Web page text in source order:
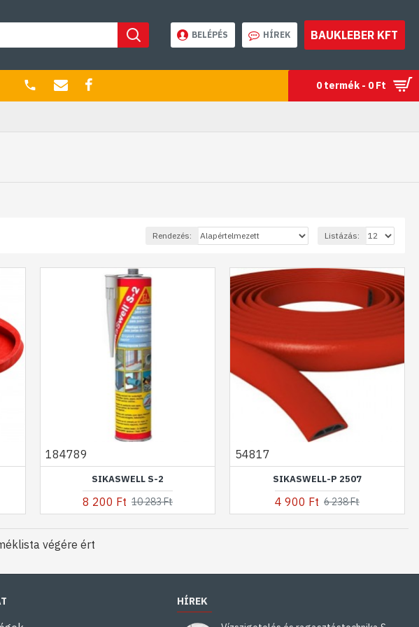
BELÉPÉS HÍREK BAUKLEBER KFT
0 termék - 0 Ft
Rendezés: Listázás:
184789
SIKASWELL S-2
8 200 Ft 10 283 Ft
54817
SIKASWELL-P 2507
4 900 Ft 6 238 Ft
végére ért
HÍREK